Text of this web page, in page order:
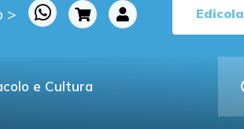
> Edicola
e Cultura